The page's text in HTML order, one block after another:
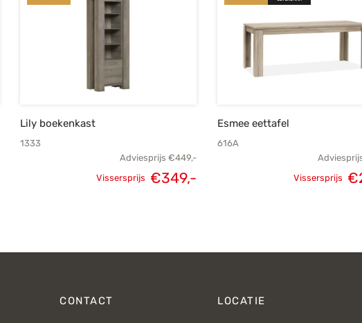
Lily boekenkast
1333
Adviesprijs €449,-
Vissersprijs €349,-
Esmee eettafel
616A
Vissersprijs €
CONTACT LOCATIE